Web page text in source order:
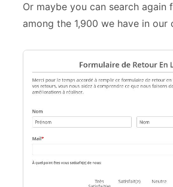
Enregistrement
Feedback
Plainte
Réservation
Or maybe you can search again
among the 1,900 we have in our